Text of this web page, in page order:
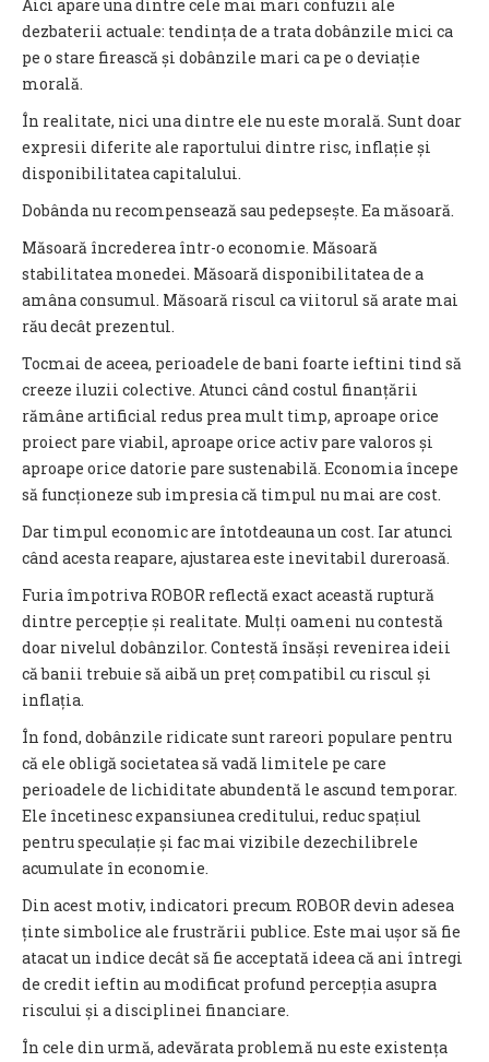
Aici apare una dintre cele mai mari confuzii ale
dezbaterii actuale: tendința de a trata dobânzile mici ca
pe o stare firească și dobânzile mari ca pe o deviație
morală.
În realitate, nici una dintre ele nu este morală. Sunt doar
expresii diferite ale raportului dintre risc, inflație și
disponibilitatea capitalului.
Dobânda nu recompensează sau pedepsește. Ea măsoară.
Măsoară încrederea într-o economie. Măsoară
stabilitatea monedei. Măsoară disponibilitatea de a
amâna consumul. Măsoară riscul ca viitorul să arate mai
rău decât prezentul.
Tocmai de aceea, perioadele de bani foarte ieftini tind să
creeze iluzii colective. Atunci când costul finanțării
rămâne artificial redus prea mult timp, aproape orice
proiect pare viabil, aproape orice activ pare valoros și
aproape orice datorie pare sustenabilă. Economia începe
să funcționeze sub impresia că timpul nu mai are cost.
Dar timpul economic are întotdeauna un cost. Iar atunci
când acesta reapare, ajustarea este inevitabil dureroasă.
Furia împotriva ROBOR reflectă exact această ruptură
dintre percepție și realitate. Mulți oameni nu contestă
doar nivelul dobânzilor. Contestă însăși revenirea ideii
că banii trebuie să aibă un preț compatibil cu riscul și
inflația.
În fond, dobânzile ridicate sunt rareori populare pentru
că ele obligă societatea să vadă limitele pe care
perioadele de lichiditate abundentă le ascund temporar.
Ele încetinesc expansiunea creditului, reduc spațiul
pentru speculație și fac mai vizibile dezechilibrele
acumulate în economie.
Din acest motiv, indicatori precum ROBOR devin adesea
ținte simbolice ale frustrării publice. Este mai ușor să fie
atacat un indice decât să fie acceptată ideea că ani întregi
de credit ieftin au modificat profund percepția asupra
riscului și a disciplinei financiare.
În cele din urmă, adevărata problemă nu este existența